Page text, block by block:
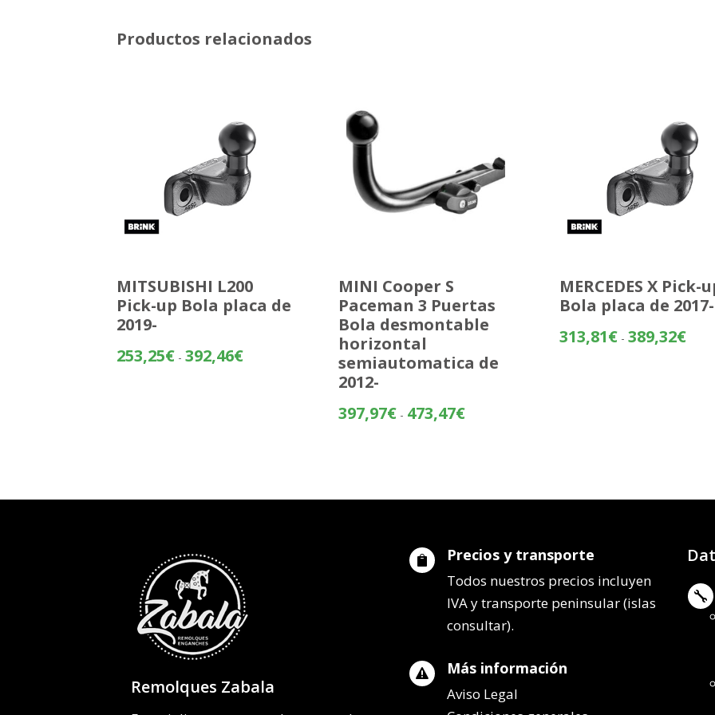
Productos relacionados
MITSUBISHI L200
Pick-up Bola placa de
2019-
253,25€ - 392,46€Rango
MINI Cooper S
Paceman 3 Puertas
Bola desmontable
horizontal
semiautomatica de
2012-
397,97€ - 473,47€Rango
hasta
MERCEDES X Pick-
Bola placa de 2017-
313,81€ - 389,32€
Remolques Zabala
 Precios y transporte
Todos nuestros precios incluyen
IVA y transporte peninsular (islas
consultar).
 Más información
Aviso Legal
